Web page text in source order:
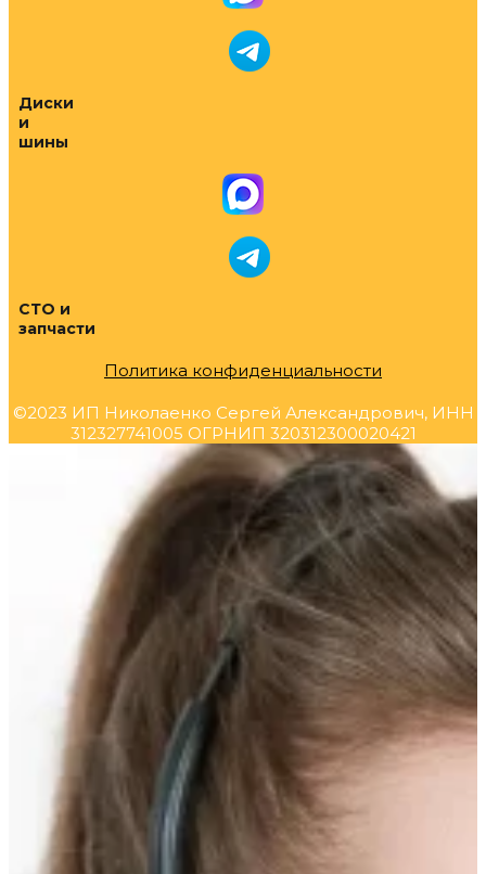
Диски
и
шины
СТО и
запчасти
Политика конфиденциальности
©2023 ИП Николаенко Сергей Александрович, ИНН
312327741005 ОГРНИП 320312300020421